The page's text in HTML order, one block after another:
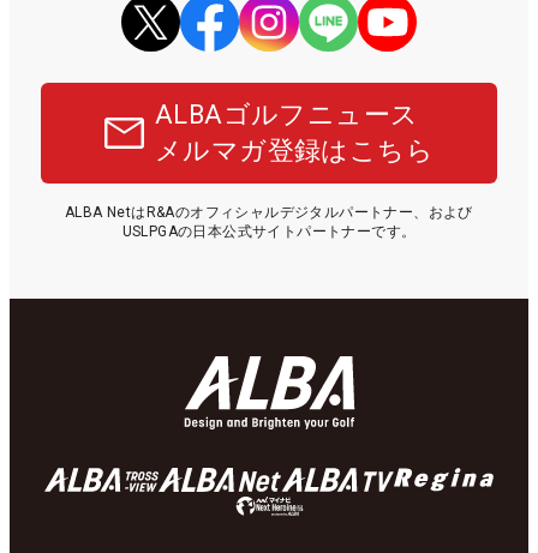
ALBAゴルフニュース
メルマガ登録はこちら
ALBA NetはR&Aのオフィシャルデジタルパートナー、および
USLPGAの日本公式サイトパートナーです。